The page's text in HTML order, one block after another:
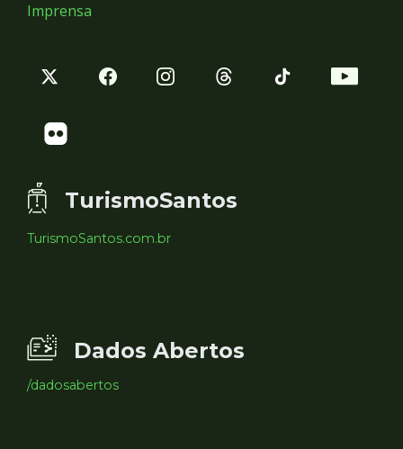
Imprensa
TurismoSantos
TurismoSantos.com.br
Dados Abertos
/dadosabertos